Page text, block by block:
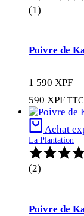
(1)
Poivre de
1 590 XPF –
590 XPF TTC
Achat
La Plantation
(2)
Poivre de